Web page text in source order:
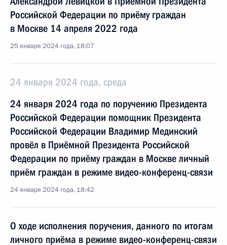
Российской Федерации по приёму граждан
в Москве 14 апреля 2022 года
25 января 2024 года, 18:07
24 января 2024 года, среда
24 января 2024 года по поручению Президента
Российской Федерации помощник Президента
Российской Федерации Владимир Мединский
провёл в Приёмной Президента Российской
Федерации по приёму граждан в Москве личный
приём граждан в режиме видео-конференц-связи
24 января 2024 года, 18:42
О ходе исполнения поручения, данного по итогам
личного приёма в режиме видео-конференц-связи